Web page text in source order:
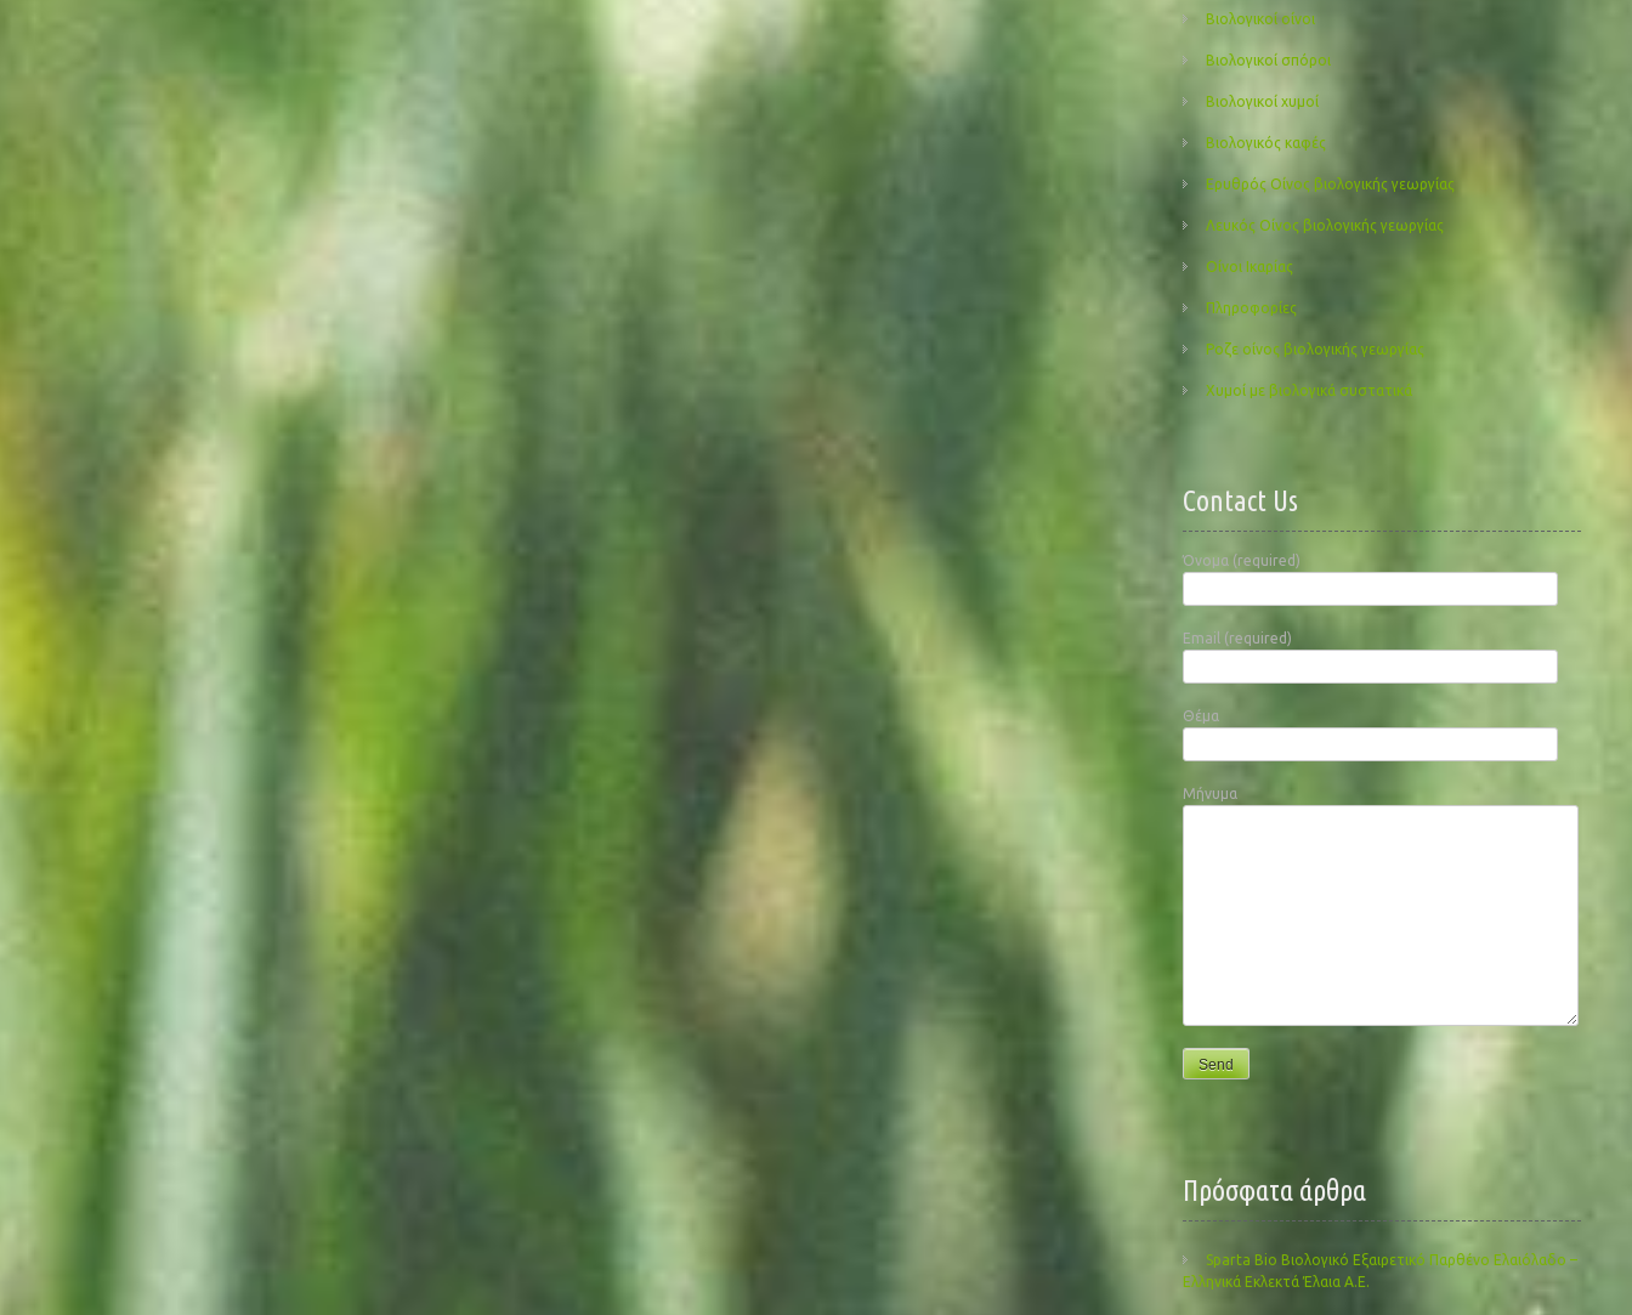
Βιολογικοί οίνοι
Βιολογικοί σπόροι
Βιολογικοί χυμοί
Βιολογικός καφές
Ερυθρός Οίνος βιολογικής γεωργίας
Λευκός Οίνος βιολογικής γεωργίας
Οίνοι Ικαρίας
Πληροφορίες
Ροζε οίνος βιολογικής γεωργίας
Χυμοί με βιολογικά συστατικά
Contact Us
Όνομα (required)
Email (required)
Θέμα
Μήνυμα
Πρόσφατα άρθρα
Sparta Bio Βιολογικό Εξαιρετικό Παρθένο Ελαιόλαδο –
Ελληνικά Εκλεκτά Έλαια Α.Ε.